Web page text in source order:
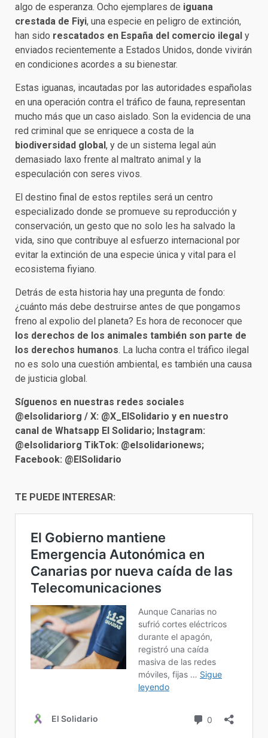
algo de esperanza. Ocho ejemplares de iguana
crestada de Fiyi, una especie en peligro de extinción,
han sido rescatados en España del comercio ilegal y
enviados recientemente a Estados Unidos, donde vivirán
en condiciones acordes a su bienestar.
Estas iguanas, incautadas por las autoridades españolas
en una operación contra el tráfico de fauna, representan
mucho más que un caso aislado. Son la evidencia de una
red criminal que se enriquece a costa de la
biodiversidad global, y de un sistema legal aún
demasiado laxo frente al maltrato animal y la
especulación con seres vivos.
El destino final de estos reptiles será un centro
especializado donde se promueve su reproducción y
conservación, un gesto que no solo les ha salvado la
vida, sino que contribuye al esfuerzo internacional por
evitar la extinción de una especie única y vital para el
ecosistema fiyiano.
Detrás de esta historia hay una pregunta de fondo:
¿cuánto más debe destruirse antes de que pongamos
freno al expolio del planeta? Es hora de reconocer que
los derechos de los animales también son parte de
los derechos humanos. La lucha contra el tráfico ilegal
no es solo una cuestión ambiental, es también una causa
de justicia global.
Síguenos en nuestras redes sociales
@elsolidariorg / X: @X_ElSolidario y en nuestro
canal de Whatsapp El Solidario; Instagram:
@elsolidariorg TikTok: @elsolidarionews;
Facebook: @ElSolidario
TE PUEDE INTERESAR: